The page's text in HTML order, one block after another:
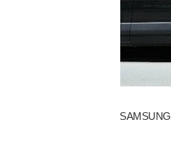
SAMSUNG